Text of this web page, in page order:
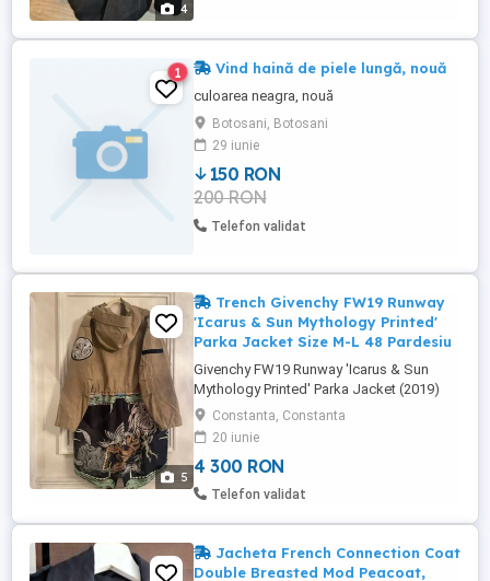
4
1 Vind haină de piele lungă, nouă
culoarea neagra, nouă
Botosani, Botosani
29 iunie
150 RON
200 RON
Telefon validat
5
Trench Givenchy FW19 Runway
'Icarus & Sun Mythology Printed'
Parka Jacket Size M-L 48 Pardesiu
Givenchy FW19 Runway 'Icarus & Sun
Mythology Printed' Parka Jacket (2019)
Givenchy Runway Fall Winter 2019
Collection. Original MSRP $2750 USD
Measurements: 26" x 39" Fit: Size EU 48
(US Medium) Condition: LIKE NEW
(Appears Deadstock In Flawless
mici ...
Constanta, Constanta
20 iunie
4 300 RON
Telefon validat
Jacheta French Connection Coat
Double Breasted Mod Peacoat,